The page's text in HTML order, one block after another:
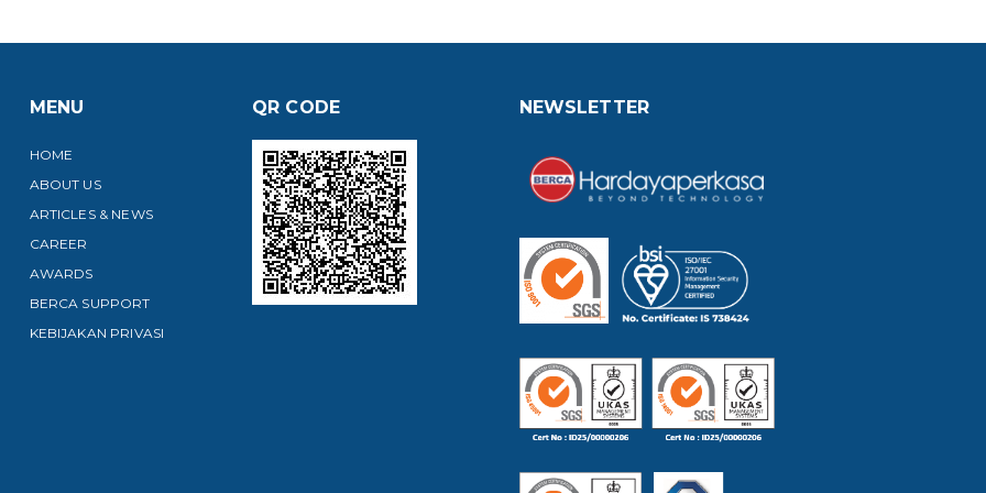
MENU
HOME
ABOUT US
ARTICLES & NEWS
CAREER
AWARDS
BERCA SUPPORT
KEBIJAKAN PRIVASI
QR CODE NEWSLETTER